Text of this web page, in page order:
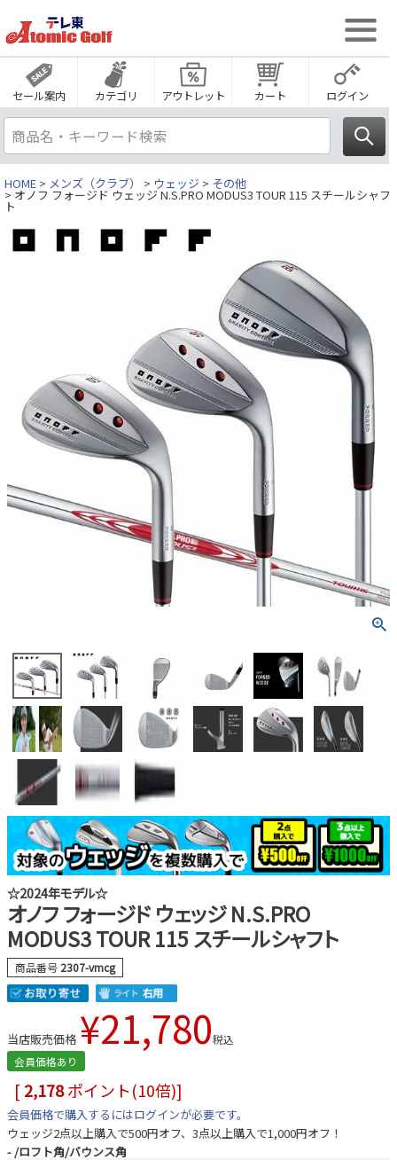
セール案内 カテゴリ アウトレット カート ログイン
HOME メンズ（クラブ） ウェッジ その他
オノフ フォージド ウェッジ N.S.PRO MODUS3 TOUR 115 スチールシャフ
ト
☆2024年モデル☆
オノフ フォージド ウェッジ N.S.PRO
MODUS3 TOUR 115 スチールシャフト
商品番号 2307-vmcg
当店販売価格 ¥21,780税込
会員価格あり
[ 2,178ポイント(10倍)]
会員価格で購入するにはログインが必要です。
ウェッジ2点以上購入で500円オフ、3点以上購入で1,000円オフ！
- ロフト角/バウンス角